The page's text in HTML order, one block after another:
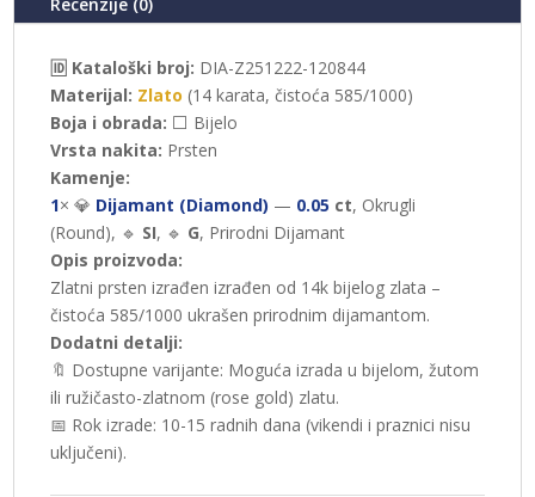
🆔 Kataloški broj: DIA-Z251222-120844
Materijal: Zlato (14 karata, čistoća 585/1000)
Boja i obrada: ⬜ Bijelo
Vrsta nakita: Prsten
Kamenje:
1× 💎 Dijamant (Diamond) — 0.05 ct, Okrugli
(Round), 🔹 SI, 🔹 G, Prirodni Dijamant
Opis proizvoda:
Zlatni prsten izrađen izrađen od 14k bijelog zlata –
čistoća 585/1000 ukrašen prirodnim dijamantom.
Dodatni detalji:
🔖 Dostupne varijante: Moguća izrada u bijelom, žutom
ili ružičasto-zlatnom (rose gold) zlatu.
📅 Rok izrade: 10-15 radnih dana (vikendi i praznici nisu
uključeni).